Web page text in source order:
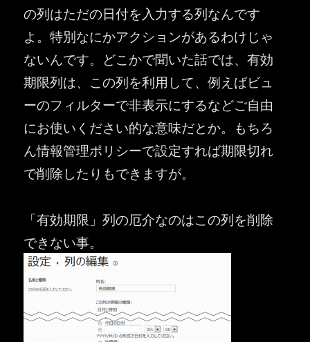
の列はただの日付を入力する列なんです
よ。特別なにかアクションがあるわけじゃ
ないんです。どこかで聞いた話では、有効
期限列は、この列を利用して、例えばビュ
ーのフィルターで非表示にするなどご自由
にお使いください的な意味だとか。もちろ
ん情報管理ポリシーで設定すれば期限切れ
で削除したりもできますが。
「有効期限」列の厄介なのはこの列を削除
できない事。